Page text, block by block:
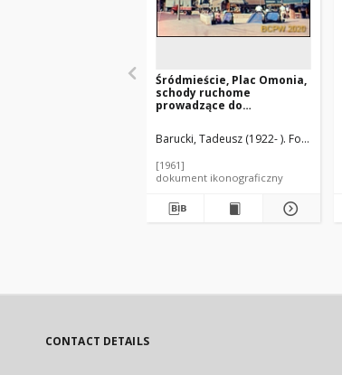
Śródmieście, Plac Omonia,
schody ruchome
prowadzące do
ulicznego, Ateny, Grecja
Barucki, Tadeusz (1922- ). Fotograf
[1961]
dokument ikonograficzny
CONTACT DETAILS